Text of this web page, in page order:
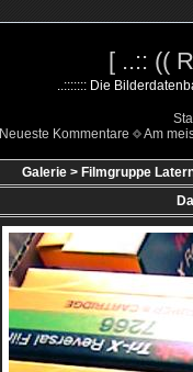
[ ..:: ((
..::::::: Die
Neueste Kommentare Am
Galerie > Filmgruppe